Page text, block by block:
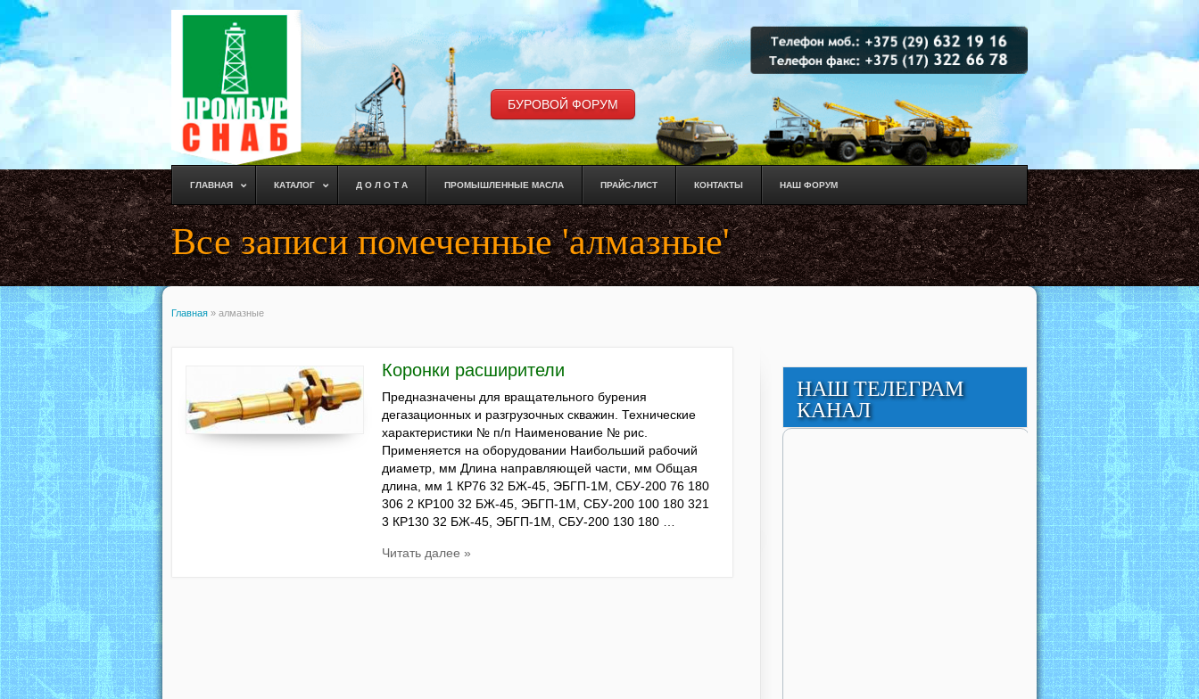
БУРОВОЙ ФОРУМ
ГЛАВНАЯ КАТАЛОГ Д О Л О Т А ПРОМЫШЛЕННЫЕ МАСЛА ПРАЙС-ЛИСТ КОНТАКТЫ НАШ ФОРУМ
Все записи помеченные 'алмазные'
Главная » алмазные
Коронки расширители
Предназначены для вращательного бурения
дегазационных и разгрузочных скважин. Технические
характеристики № п/п Наименование № рис.
Применяется на оборудовании Наибольший рабочий
диаметр, мм Длина направляющей части, мм Общая
длина, мм 1 КР76 32 БЖ-45, ЭБГП-1М, СБУ-200 76 180
306 2 КР100 32 БЖ-45, ЭБГП-1М, СБУ-200 100 180 321
3 КР130 32 БЖ-45, ЭБГП-1М, СБУ-200 130 180 …
Читать далее »
НАШ ТЕЛЕГРАМ
КАНАЛ